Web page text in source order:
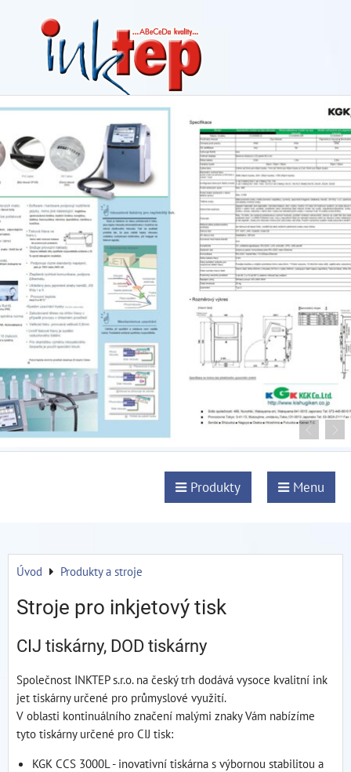
Produkty Menu
Úvod Produkty a stroje
Stroje pro inkjetový tisk
CIJ tiskárny, DOD tiskárny
Společnost INKTEP s.r.o. na český trh dodává vysoce kvalitní ink
jet tiskárny určené pro průmyslové využití.
V oblasti kontinuálního značení malými znaky Vám nabízíme
tyto tiskárny určené pro CIJ tisk:
KGK CCS 3000L - inovativní tiskárna s výbornou stabilitou a